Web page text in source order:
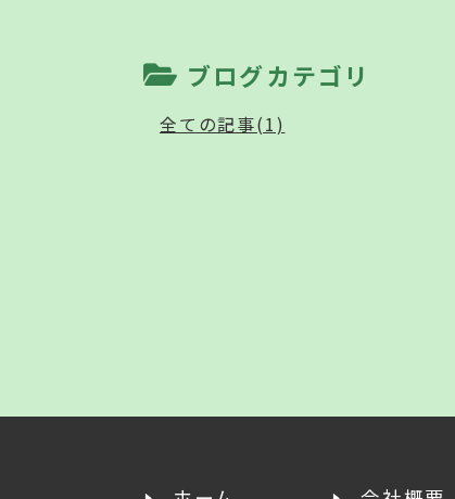
ブログカテゴリ
全ての記事(1)